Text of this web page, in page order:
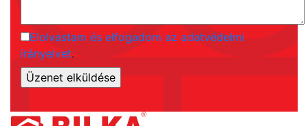
Elolvastam és elfogadom az adatvédelmi
irányelvet.